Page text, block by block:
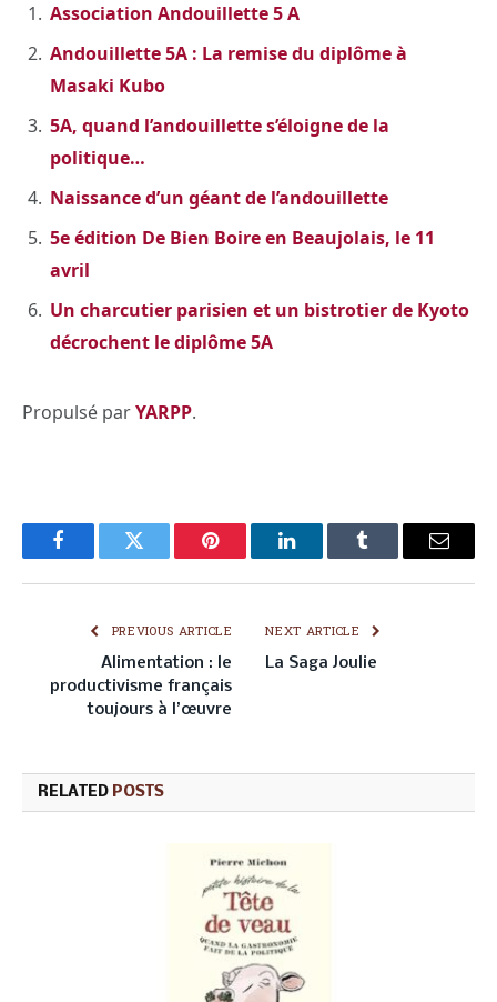
Association Andouillette 5 A
Andouillette 5A : La remise du diplôme à
Masaki Kubo
5A, quand l’andouillette s’éloigne de la
politique…
Naissance d’un géant de l’andouillette
5e édition De Bien Boire en Beaujolais, le 11
avril
Un charcutier parisien et un bistrotier de Kyoto
décrochent le diplôme 5A
Propulsé parYARPP.
FacebookTwitter Pinterest LinkedInTumblr Email
PREVIOUS ARTICLE
Alimentation : le
productivisme français
toujours à l’œuvre
NEXT ARTICLE
La Saga Joulie
RELATED POSTS